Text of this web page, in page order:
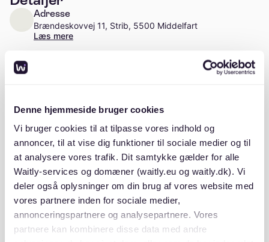
Denne hjemmeside bruger cookies
Vi bruger cookies til at tilpasse vores indhold og
annoncer, til at vise dig funktioner til sociale medier og til
at analysere vores trafik. Dit samtykke gælder for alle
Waitly-services og domæner (waitly.eu og waitly.dk). Vi
deler også oplysninger om din brug af vores website med
vores partnere inden for sociale medier,
annonceringspartnere og analysepartnere. Vores
partnere kan kombinere disse data med andre
Adresse
Brændeskovvej 11, Strib, 5500 Middelfart
Læs mere
Stiftelsesår
Beskrivelse